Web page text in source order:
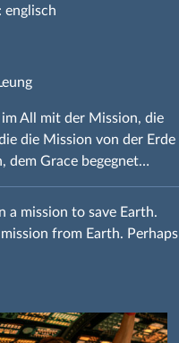
englisch
All mit der Mission, die
die Mission von der Erde
dem Grace begegnet…
a mission to save Earth.
from Earth. Perhaps